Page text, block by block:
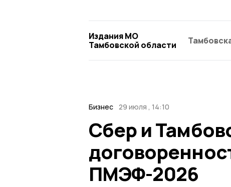
Издания МО
Тамбовской области
Бизнес 29 июля , 14:10
Сбер и
ПМЭФ-2026